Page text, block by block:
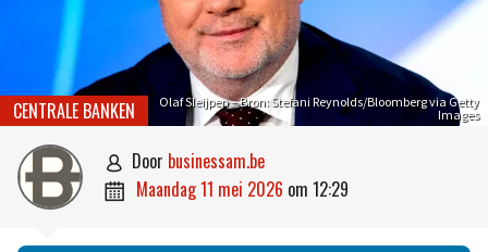
Olaf Sleijpen – Bron: Stefani Reynolds/Bloomberg via Getty
Images
CENTRALE BANKEN
 door businessam.be
 maandag 11 mei 2026 om 12:29